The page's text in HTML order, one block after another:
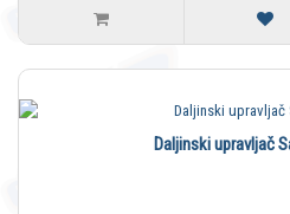
Daljinski upravljač